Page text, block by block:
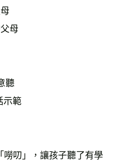
母
聽
示範
嘮叨」，讓孩子聽了有學